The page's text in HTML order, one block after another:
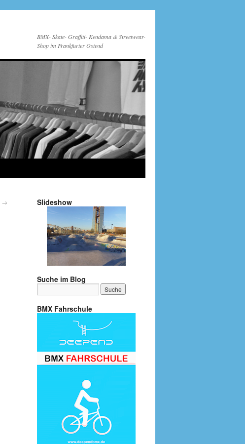
BMX- Skate- Graffiti- Kendama & Streetwear-
Shop im Frankfurter Ostend
→ Slideshow
Suche im Blog
BMX Fahrschule